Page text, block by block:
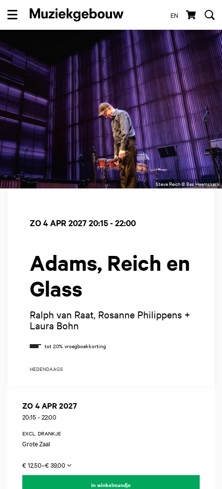
EN
Menu
Steve Reich © Bas Heemskerk
Adams, Reich en
Glass
Ralph van Raat, Rosanne Philippens +
Laura Bohn
ZO 4 APR 202720:15 - 22:00
HEDENDAAGS
ZO 4 APR 2027
20:15 - 22:00
EXCL. DRANKJE
Grote Zaal
€ 12,50–€ 39,00
In winkelmandje